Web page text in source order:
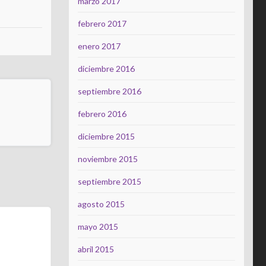
febrero 2017
enero 2017
diciembre 2016
septiembre 2016
febrero 2016
diciembre 2015
noviembre 2015
septiembre 2015
agosto 2015
mayo 2015
abril 2015